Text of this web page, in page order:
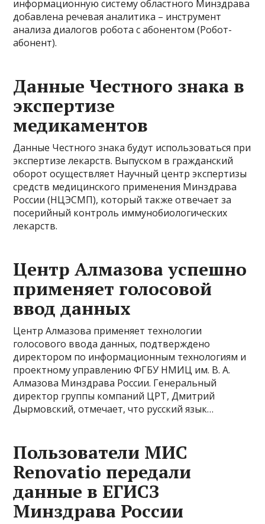
информационную систему областного Минздрава
добавлена речевая аналитика – инструмент
анализа диалогов робота с абонентом (Робот-
абонент).
Данные Честного знака в
экспертизе
медикаментов
Данные Честного знака будут использоваться при
экспертизе лекарств. Выпуском в гражданский
оборот осуществляет Научный центр экспертизы
средств медицинского применения Минздрава
России (НЦЭСМП), который также отвечает за
посерийный контроль иммунобиологических
лекарств.
Центр Алмазова успешно
применяет голосовой
ввод данных
Центр Алмазова применяет технологии
голосового ввода данных, подтверждено
директором по информационным технологиям и
проектному управлению ФГБУ НМИЦ им. В. А.
Алмазова Минздрава России. Генеральный
директор группы компаний ЦРТ, Дмитрий
Дырмовский, отмечает, что русский язык…
Пользователи МИС
Renovatio передали
данные в ЕГИСЗ
Минздрава России